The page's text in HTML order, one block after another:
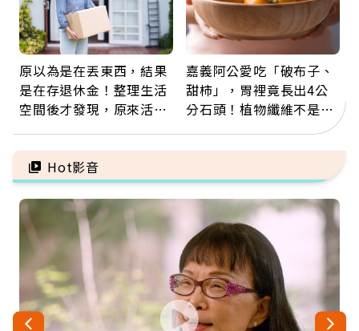
原以為是在丟東西，結果
是在存退休金！整理生活
空間後才發現，原來活得
嘉義阿公愛吃「破布子、
甜柿」，胃裡竟長出4公
分石頭！植物纖維不是吃
越多越好，這些水果都上
榜
Hot影音